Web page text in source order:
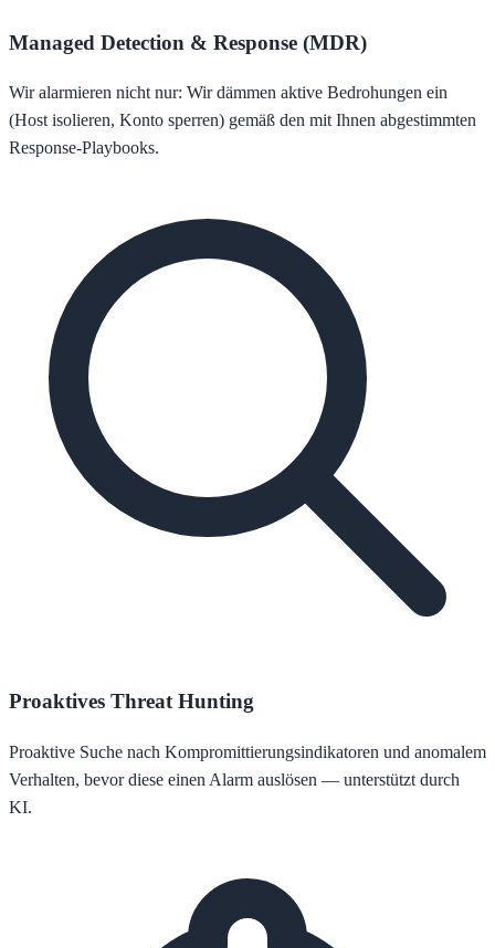
Managed Detection & Response (MDR)
Wir alarmieren nicht nur: Wir dämmen aktive Bedrohungen ein
(Host isolieren, Konto sperren) gemäß den mit Ihnen abgestimmten
Response-Playbooks.
Proaktives Threat Hunting
Proaktive Suche nach Kompromittierungsindikatoren und anomalem
Verhalten, bevor diese einen Alarm auslösen — unterstützt durch
KI.